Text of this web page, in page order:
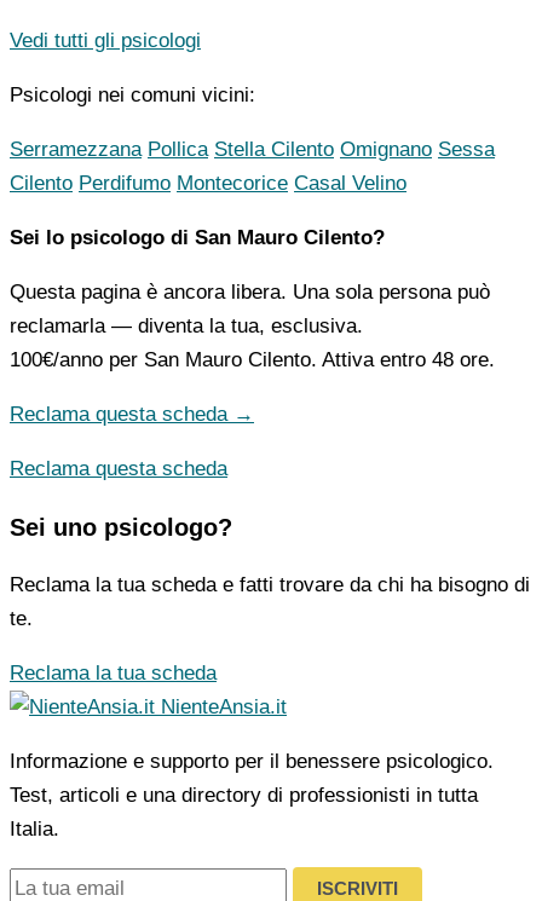
Vedi tutti gli psicologi
Psicologi nei comuni vicini:
Serramezzana Pollica Stella Cilento Omignano Sessa
Cilento Perdifumo Montecorice Casal Velino
Sei lo psicologo di San Mauro Cilento?
Questa pagina è ancora libera. Una sola persona può
reclamarla — diventa la tua, esclusiva.
100€/anno per San Mauro Cilento. Attiva entro 48 ore.
Reclama questa scheda →
Reclama questa scheda
Sei uno psicologo?
Reclama la tua scheda e fatti trovare da chi ha bisogno di
te.
Reclama la tua scheda
NienteAnsia.it
Informazione e supporto per il benessere psicologico.
Test, articoli e una directory di professionisti in tutta
Italia.
ISCRIVITI